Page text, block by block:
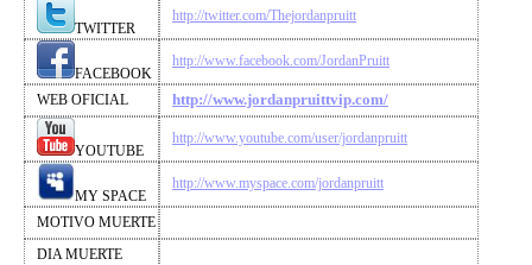
TWITTER
http://twitter.com/Thejordanpruitt
FACEBOOK
http://www.facebook.com/JordanPruitt
WEB OFICIAL http://www.jordanpruittvip.com/
YOUTUBE
http://www.youtube.com/user/jordanpruitt
MY SPACE
http://www.myspace.com/jordanpruitt
MOTIVO MUERTE
DIA MUERTE